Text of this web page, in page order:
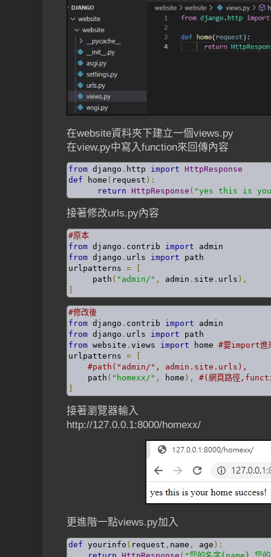
在website資料夾下建立一個views.py
在view.py中寫入function來回傳內容
from django . http import HttpResponse
def home ( request ):
return HttpResponse ( "yes this is
接著修改urls.py內容
#原本
from django . contrib import
from django . urls import path
urlpatterns =
[
     path
( "admin/" , admin . site . urls ),
]
#修改後
from django . contrib import
from django . urls import
from website . views import home #要import進
urlpatterns =
#path("admin/", admin.site.urls),
    path
( "homexx/" , home ),
#(網頁路徑
接著瀏覽器輸入
http://127.0.0.1:8000/homexx/
更進階一點views.py加入
def yourinfo ( request , name , age ):